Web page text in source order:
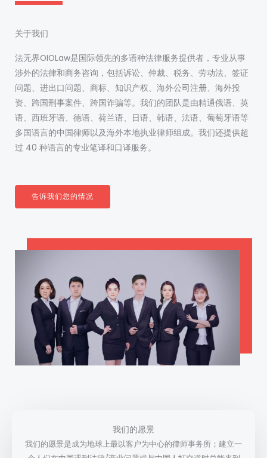
关于我们
法无界OIOLaw是国际领先的多语种法律服务提供者，专业从事
涉外的法律和商务咨询，包括诉讼、仲裁、税务、劳动法、签证
问题、进出口问题、商标、知识产权、海外公司注册、海外投
资、跨国刑事案件、跨国诈骗等。我们的团队是由精通俄语、英
语、西班牙语、德语、荷兰语、日语、韩语、法语、葡萄牙语等
多国语言的中国律师以及海外本地执业律师组成。我们还提供超
过 40 种语言的专业笔译和口译服务。
告诉我们您的情况
我们的愿景
我们的愿景是成为地球上最以客户为中心的律师事务所；建立一